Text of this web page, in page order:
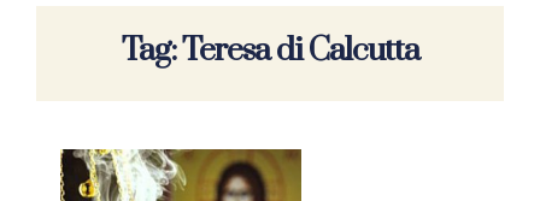
Tag:Teresa di Calcutta